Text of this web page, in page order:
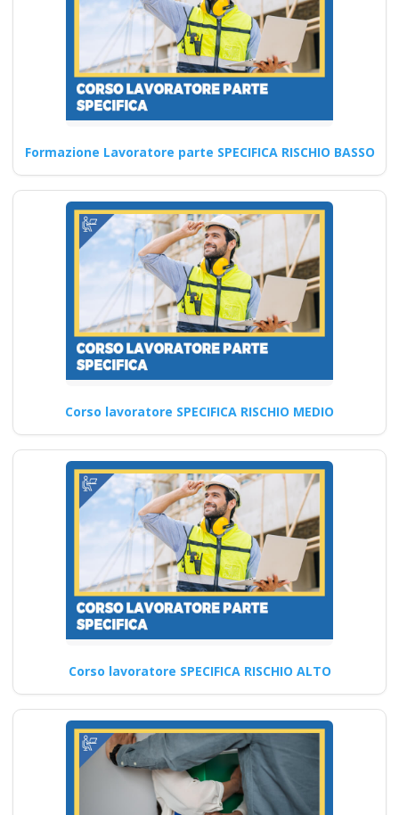
dell'attestato RSPP per la
sicurezza sul lavoro Corso
Datore Modulo…
Continua
Corso di sicurezza
sul lavoro: le linee
guida da rispettare
nel 2025 Nuovo
accordo stato
regioni 2025 corso
formatori lavoratori
datore parte base
Datori di Lavoro con
compiti di RSPP (DL
SPP) Corsi DLSPP
gratuiti gratis crediti
formazione
professionali cfp
ecm piccole medie
grandi preventivo
impresa edile
agricola industrie
obblighi formazione
partecipata datore
di lavoro
Formazione professionale per
addetto antincendio a basso
pericolo Modulo Aggiuntivo
Formazione Lavoratore parte SPECIFICA RISCHIO BASSO
Corso lavoratore SPECIFICA RISCHIO MEDIO
Corso lavoratore SPECIFICA RISCHIO ALTO